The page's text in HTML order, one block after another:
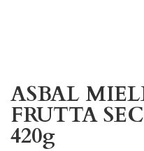
ASBAL
FRUTTA
420g